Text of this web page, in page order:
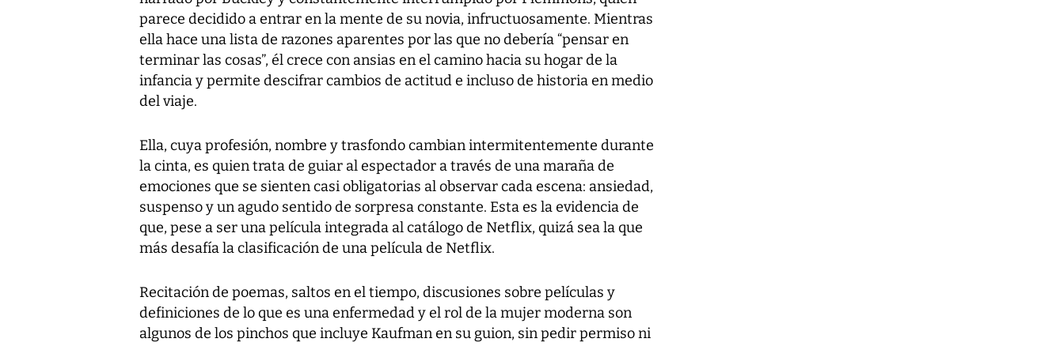
parece decidido a entrar en la mente de su novia, infructuosamente. Mientras
ella hace una lista de razones aparentes por las que no debería “pensar en
terminar las cosas”, él crece con ansias en el camino hacia su hogar de la
infancia y permite descifrar cambios de actitud e incluso de historia en medio
del viaje.
Ella, cuya profesión, nombre y trasfondo cambian intermitentemente durante
la cinta, es quien trata de guiar al espectador a través de una maraña de
emociones que se sienten casi obligatorias al observar cada escena: ansiedad,
suspenso y un agudo sentido de sorpresa constante. Esta es la evidencia de
que, pese a ser una película integrada al catálogo de Netflix, quizá sea la que
más desafía la clasificación de una película de Netflix.
Recitación de poemas, saltos en el tiempo, discusiones sobre películas y
definiciones de lo que es una enfermedad y el rol de la mujer moderna son
algunos de los pinchos que incluye Kaufman en su guion, sin pedir permiso ni